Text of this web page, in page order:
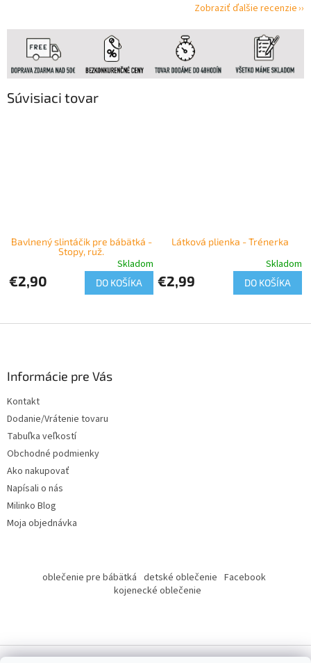
Súvisiaci tovar
Bavlnený slintáčik pre bábätká -
Stopy, ruž.
Skladom
€2,90 DO KOŠÍKA
Látková plienka - Trénerka
Skladom
€2,99 DO KOŠÍKA
Zobraziť ďalšie recenzie
Informácie pre Vás
Kontakt
Dodanie/Vrátenie tovaru
Tabuľka veľkostí
Obchodné podmienky
Ako nakupovať
Napísali o nás
Milinko Blog
Moja objednávka
oblečenie pre bábätká detské oblečenie Facebook
kojenecké oblečenie